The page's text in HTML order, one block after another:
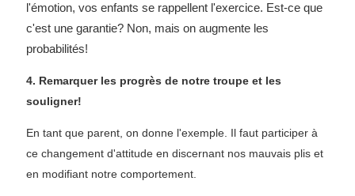
l'émotion, vos enfants se rappellent l'exercice. Est-ce que
c'est une garantie? Non, mais on augmente les
probabilités!
4. Remarquer les progrès de notre troupe et les
souligner!
En tant que parent, on donne l'exemple. Il faut participer à
ce changement d'attitude en discernant nos mauvais plis et
en modifiant notre comportement.